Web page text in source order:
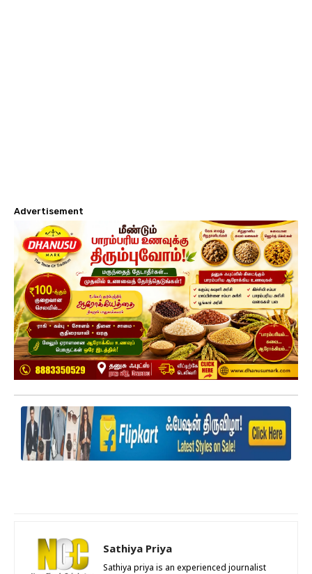
Advertisement
Sathiya Priya
Sathiya priya is an experienced journalist